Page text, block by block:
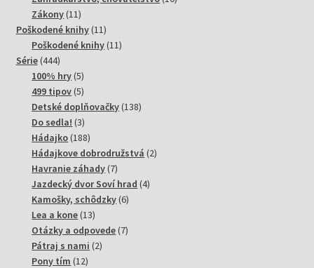
Zákony 1111
produktov
Poškodené knihy 1111
produktov
Poškodené knihy 1111
Série 444444
produktov
100% hry 55
produktov
499 tipov 55
produktov
Detské doplňovačky 138138
Do sedla! 33
produkty
Hádajko 188188
produktov
Hádajkove dobrodružstvá 22
Havranie záhady 77
produktov
Jazdecký dvor Soví hrad 44
Kamošky, schôdzky 66
Lea a kone 1313
produktov
Otázky a odpovede 77
Pátraj s nami 22
Pony tím 1212